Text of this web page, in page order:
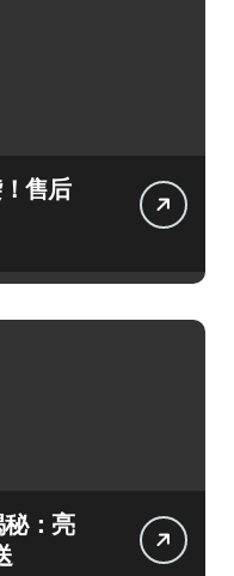
售后
：亮